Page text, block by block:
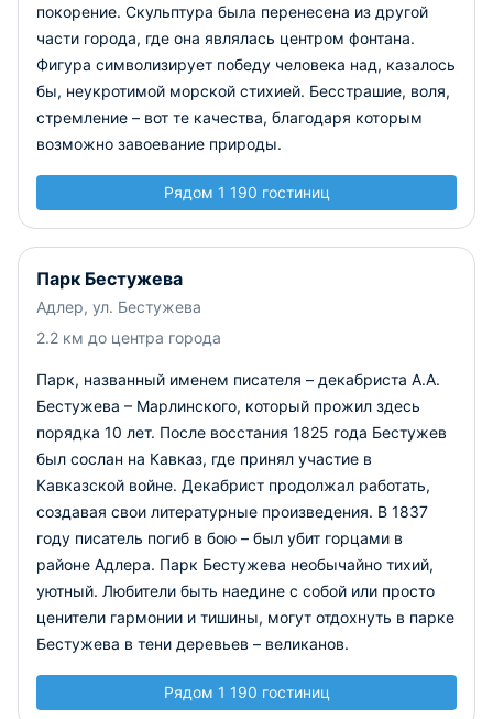
покорение. Скульптура была перенесена из другой
части города, где она являлась центром фонтана.
Фигура символизирует победу человека над, казалось
бы, неукротимой морской стихией. Бесстрашие, воля,
стремление – вот те качества, благодаря которым
возможно завоевание природы.
Рядом 1 190 гостиниц
Парк Бестужева
Адлер, ул. Бестужева
2.2 км до центра города
Парк, названный именем писателя – декабриста А.А.
Бестужева – Марлинского, который прожил здесь
порядка 10 лет. После восстания 1825 года Бестужев
был сослан на Кавказ, где принял участие в
Кавказской войне. Декабрист продолжал работать,
создавая свои литературные произведения. В 1837
году писатель погиб в бою – был убит горцами в
районе Адлера. Парк Бестужева необычайно тихий,
уютный. Любители быть наедине с собой или просто
ценители гармонии и тишины, могут отдохнуть в парке
Бестужева в тени деревьев – великанов.
Рядом 1 190 гостиниц